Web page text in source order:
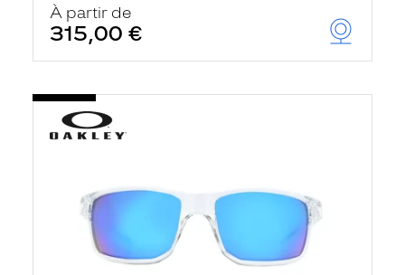
À partir de
315,00 €